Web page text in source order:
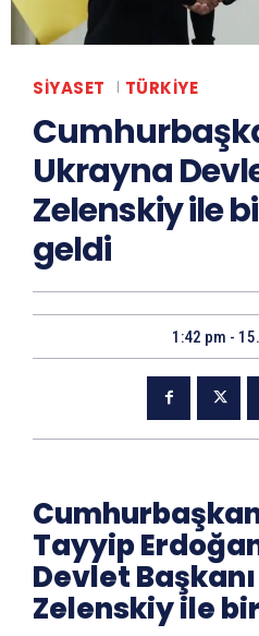
SIYASET TÜRKIYE
Ukrayna
Zelenskiy ile
geldi
1:42 pm -
Tayyip
Devlet
Zelenskiy ile